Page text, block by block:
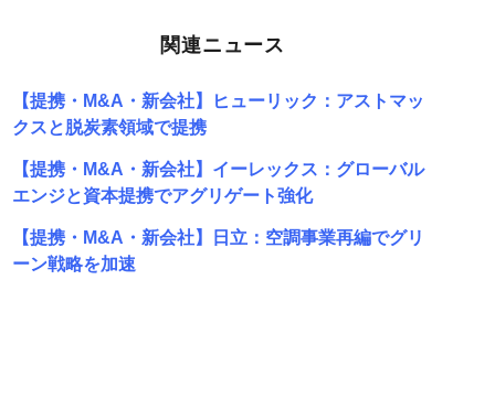
関連ニュース
【提携・M&A・新会社】ヒューリック：アストマッ
クスと脱炭素領域で提携
【提携・M&A・新会社】イーレックス：グローバル
エンジと資本提携でアグリゲート強化
【提携・M&A・新会社】日立：空調事業再編でグリ
ーン戦略を加速